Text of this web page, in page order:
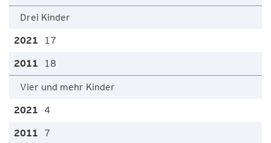
Drei Kinder
17
18
Vier und mehr Kinder
4
7